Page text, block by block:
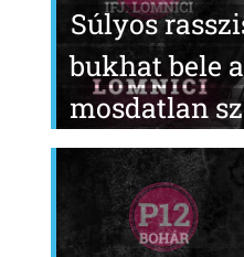
Súlyos
bukhat bele
mosdatlan